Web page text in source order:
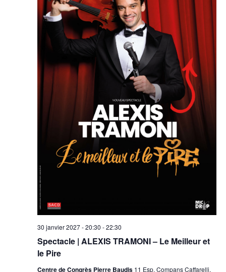
Spectacle | ALEXIS TRAMONI – Le Meilleur et
le Pire
30 janvier 2027 - 20:30 -22:30
Centre de Congrès Pierre Baudis 11 Esp. Compans Caffarelli,